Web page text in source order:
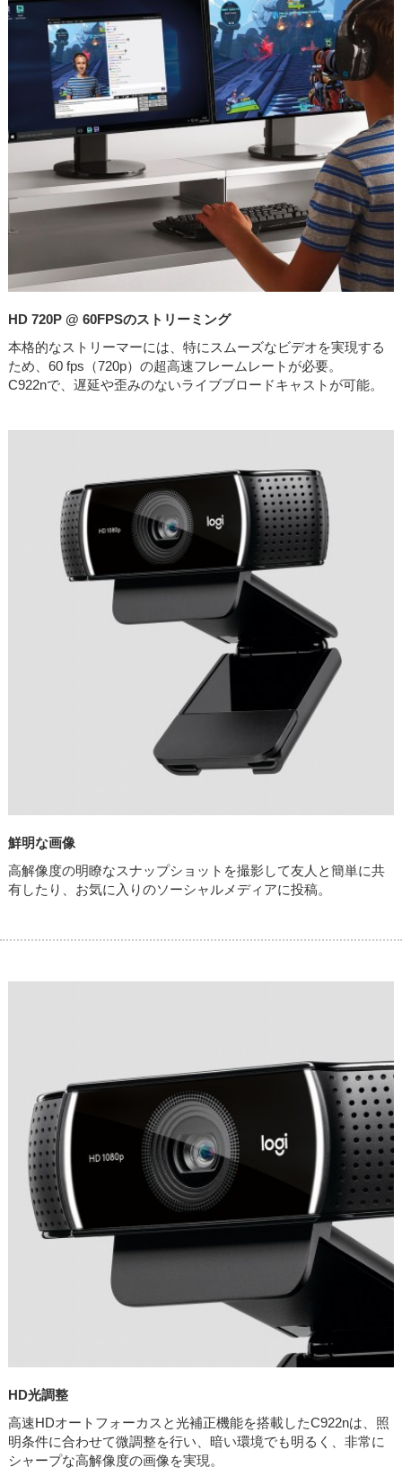
HD 720P @ 60FPSのストリーミング
本格的なストリーマーには、特にスムーズなビデオを実現する
ため、60 fps（720p）の超高速フレームレートが必要。
C922nで、遅延や歪みのないライブブロードキャストが可能。
鮮明な画像
高解像度の明瞭なスナップショットを撮影して友人と簡単に共
有したり、お気に入りのソーシャルメディアに投稿。
HD光調整
高速HDオートフォーカスと光補正機能を搭載したC922nは、照
明条件に合わせて微調整を行い、暗い環境でも明るく、非常に
シャープな高解像度の画像を実現。